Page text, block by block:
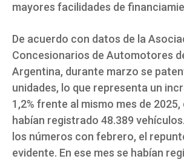
mayores facilidades de
De acuerdo con datos de la
Concesionarios de Automotores
Argentina, durante marzo se
unidades, lo que representa un
1,2% frente al mismo mes de
habían registrado 48.389
los números con febrero, el
evidente. En ese mes se habían